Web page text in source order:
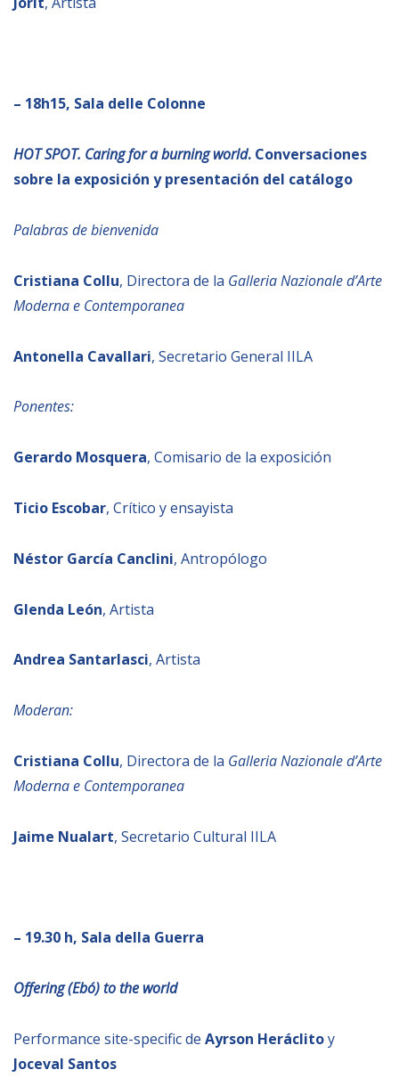
– 18h15, Sala delle Colonne
HOT SPOT. Caring for a burning world. Conversaciones
sobre la exposición y presentación del catálogo
Palabras de bienvenida
Cristiana Collu, Directora de la Galleria Nazionale d’Arte
Moderna e Contemporanea
Antonella Cavallari, Secretario General IILA
Ponentes:
Gerardo Mosquera, Comisario de la exposición
Ticio Escobar, Crítico y ensayista
Néstor García Canclini, Antropólogo
Glenda León, Artista
Andrea Santarlasci, Artista
Moderan:
Cristiana Collu, Directora de la Galleria Nazionale d’Arte
Moderna e Contemporanea
Jaime Nualart, Secretario Cultural IILA
– 19.30 h, Sala della Guerra
Offering (Ebó) to the world
Performance site-specific de Ayrson Heráclitoy
Joceval Santos